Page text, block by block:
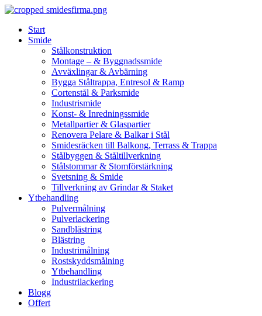
Skip
contentStart
Smide
Stålkonstruktion
Montage – & Byggnadssmide
Avväxlingar & Avbärning
Bygga Ståltrappa, Entresol & Ramp
Cortenstål & Parksmide
Industrismide
Konst- & Inredningssmide
Metallpartier & Glaspartier
Renovera Pelare & Balkar i Stål
Smidesräcken till Balkong, Terrass & Trappa
Stålbyggen & Ståltillverkning
Stålstommar & Stomförstärkning
Svetsning & Smide
Tillverkning av Grindar & Staket
Ytbehandling
Pulvermålning
Pulverlackering
Sandblästring
Blästring
Industrimålning
Rostskyddsmålning
Ytbehandling
Industrilackering
Blogg
Offert